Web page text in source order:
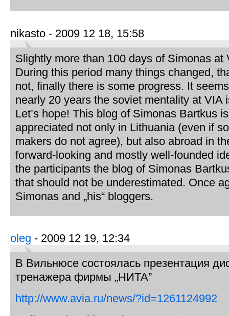
nikasto - 2009 12 18, 15:58
Slightly more than 100 days of Simonas at
During this period many things changed,
not, finally there is some progress. It
nearly 20 years the soviet mentality at VIA
Let’s hope! This blog of Simonas Bartkus
appreciated not only in Lithuania (even if
makers do not agree), but also abroad in
forward-looking and mostly well-founded
the participants the blog of Simonas
that should not be underestimated. Once
Simonas and „his“ bloggers.
oleg - 2009 12 19, 12:34
В Вильнюсе состоялась презентация
тренажера фирмы „НИТА”
http://www.avia.ru/news/?id=1261124992